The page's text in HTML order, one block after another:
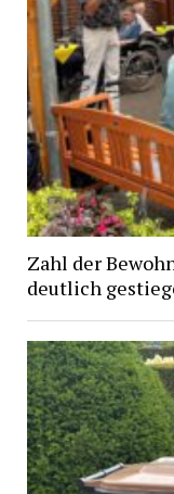
Zahl der
deutlich